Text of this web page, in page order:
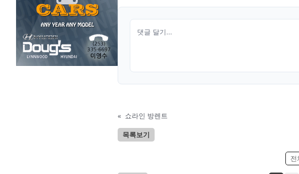
« 쇼라인 방렌트
목록보기